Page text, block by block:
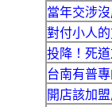
當年交涉
對付小人
投降！死
台南有普
開店該加